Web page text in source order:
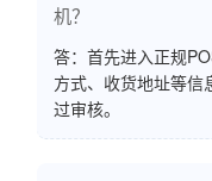
机？
答：首先进入正规
方式、收货地址等信
过审核。